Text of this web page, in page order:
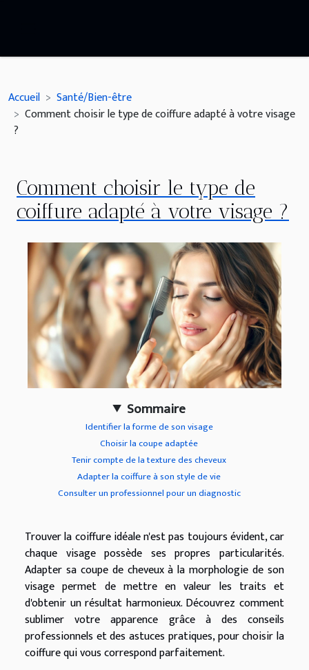
Accueil
Santé/Bien-être
Comment choisir le type de coiffure adapté à votre visage
?
Comment choisir le type de
coiffure adapté à votre visage ?
Sommaire
Identifier la forme de son visage
Choisir la coupe adaptée
Tenir compte de la texture des cheveux
Adapter la coiffure à son style de vie
Consulter un professionnel pour un diagnostic
Trouver la coiffure idéale n'est pas toujours évident, car
chaque visage possède ses propres particularités.
Adapter sa coupe de cheveux à la morphologie de son
visage permet de mettre en valeur les traits et
d'obtenir un résultat harmonieux. Découvrez comment
sublimer votre apparence grâce à des conseils
professionnels et des astuces pratiques, pour choisir la
coiffure qui vous correspond parfaitement.